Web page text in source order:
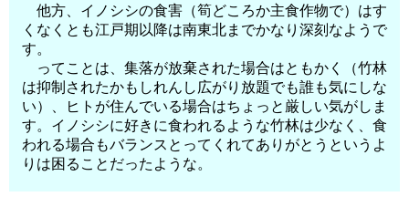
他方、イノシシの食害（筍どころか主食作物で）はす
くなくとも江戸期以降は南東北までかなり深刻なようで
す。
ってことは、集落が放棄された場合はともかく（竹林
は抑制されたかもしれんし広がり放題でも誰も気にしな
い）、ヒトが住んでいる場合はちょっと厳しい気がしま
す。イノシシに好きに食われるような竹林は少なく、食
われる場合もバランスとってくれてありがとうというよ
りは困ることだったような。